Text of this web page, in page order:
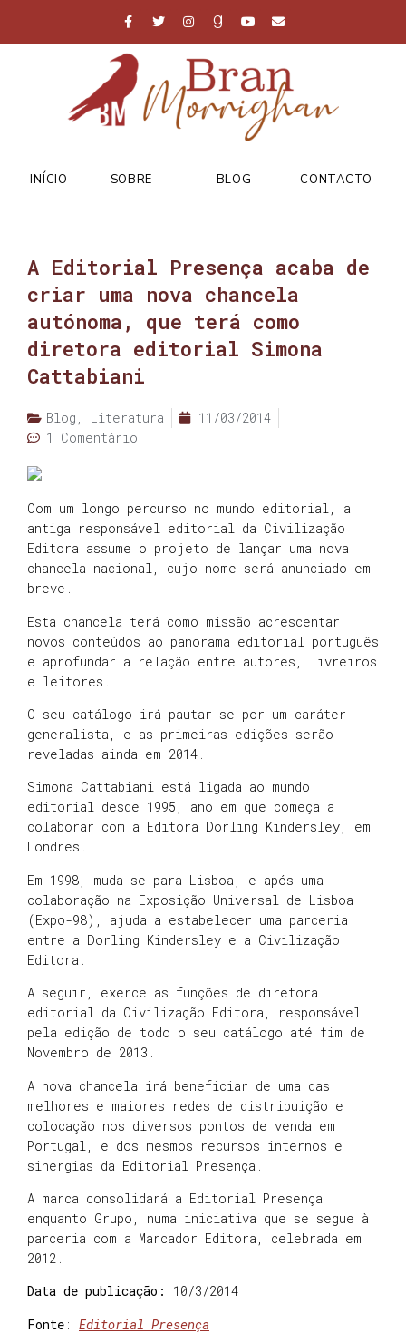
INÍCIO SOBRE BLOG CONTACTO
A Editorial Presença acaba de
criar uma nova chancela
autónoma, que terá como
diretora editorial Simona
Cattabiani
Blog , Literatura
11/03/2014
1 Comentário
Com um longo percurso no mundo editorial, a
antiga responsável editorial da Civilização
Editora assume o projeto de lançar uma nova
chancela nacional, cujo nome será anunciado em
breve.
Esta chancela terá como missão acrescentar
novos conteúdos ao panorama editorial português
e aprofundar a relação entre autores, livreiros
e leitores.
O seu catálogo irá pautar-se por um caráter
generalista, e as primeiras edições serão
reveladas ainda em 2014.
Simona Cattabiani está ligada ao mundo
editorial desde 1995, ano em que começa a
colaborar com a Editora Dorling Kindersley, em
Londres.
Em 1998, muda-se para Lisboa, e após uma
colaboração na Exposição Universal de Lisboa
(Expo-98), ajuda a estabelecer uma parceria
entre a Dorling Kindersley e a Civilização
Editora.
A seguir, exerce as funções de diretora
editorial da Civilização Editora, responsável
pela edição de todo o seu catálogo até fim de
Novembro de 2013.
A nova chancela irá beneficiar de uma das
melhores e maiores redes de distribuição e
colocação nos diversos pontos de venda em
Portugal, e dos mesmos recursos internos e
sinergias da Editorial Presença.
A marca consolidará a Editorial Presença
enquanto Grupo, numa iniciativa que se segue à
parceria com a Marcador Editora, celebrada em
2012.
Data de publicação:
10/3/2014
Fonte : Editorial Presença